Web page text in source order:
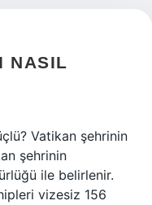
NASIL
Vatikan şehrinin
şehrinin
ile belirlenir.
vizesiz 156